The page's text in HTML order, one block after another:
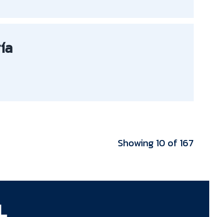
Showing 10 of 167